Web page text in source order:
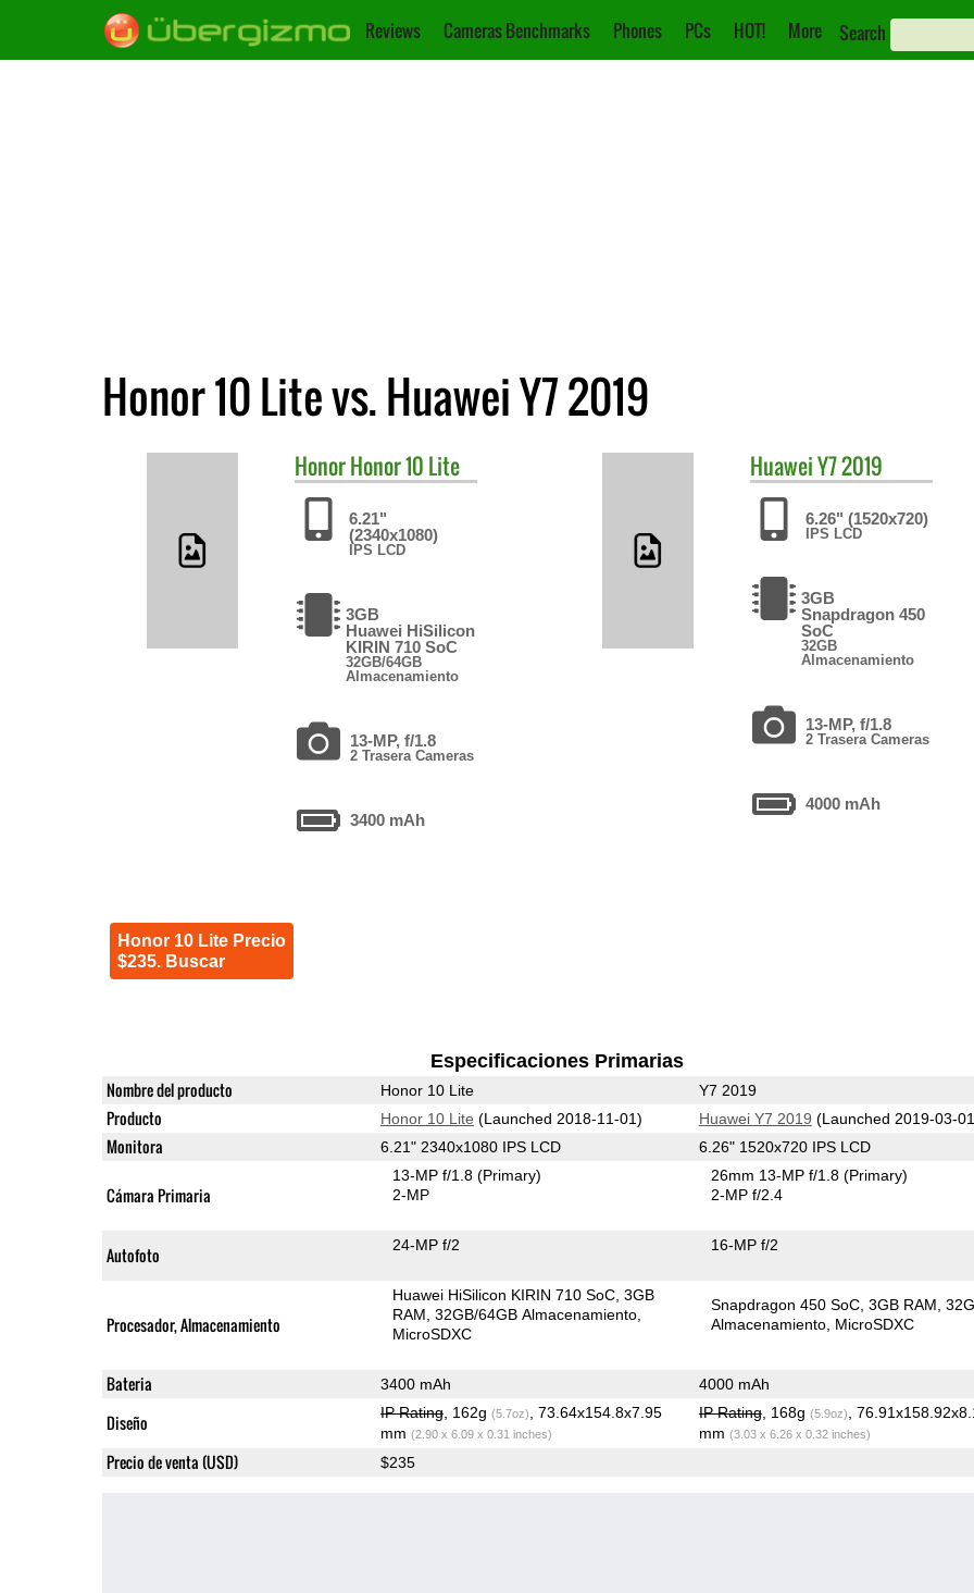
Reviews Cameras Benchmarks Phones PCs HOT! More Search
Honor 10 Lite vs. Huawei Y7 2019
HonorHonor 10 Lite
6.21"
(2340x1080)
IPS LCD
3GB
Huawei HiSilicon
KIRIN 710 SoC
32GB/64GB
Almacenamiento
13-MP, f/1.8
2 Trasera Cameras
3400 mAh
Honor 10 Lite Precio
$235. Buscar
HuaweiY7 2019
6.26" (1520x720)
IPS LCD
3GB
Snapdragon 450
SoC
32GB
Almacenamiento
13-MP, f/1.8
2 Trasera Cameras
4000 mAh
Especificaciones Primarias
Nombre del producto Honor 10 Lite Y7 2019
Producto Honor 10 Lite (Launched 2018-11-01) Huawei Y7 2019 (Launched 2019-03-
Monitora 6.21" 2340x1080 IPS LCD 6.26" 1520x720 IPS LCD
Cámara Primaria
13-MP f/1.8(Primary)
2-MP
26mm 13-MP f/1.8(Primary)
2-MP f/2.4
Autofoto 24-MP f/2 16-MP f/2
Procesador, Almacenamiento
Huawei HiSilicon KIRIN 710 SoC 3GB
RAM 32GB/64GB Almacenamiento
MicroSDXC
Snapdragon 450 SoC 3GB RAM
Almacenamiento MicroSDXC
Bateria 3400 mAh 4000 mAh
Diseño IP Rating, 162g (5.7oz)
, 73.64x154.8x7.95
mm (2.90 x 6.09 x 0.31 inches)
IP Rating, 168g (5.9oz)
,
mm (3.03 x 6.26 x 0.32 inches)
Precio de venta (USD) $235